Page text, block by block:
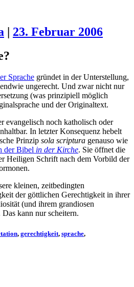
| 23. Februar 2006
Sprache gründet in der Unterstellung,
ungerecht. Und zwar nicht nur
(was prinzipiell möglich
und der Originaltext.
evangelisch noch katholisch oder
In letzter Konsequenz hebelt
Prinzip sola scriptura genauso wie
der Bibel in der Kirche. Sie öffnet die
Heiligen Schrift nach dem Vorbild der
kleinen, zeitbedingten
der göttlichen Gerechtigkeit in ihrer
(und ihrem grandiosen
kann nur scheitern.
, gerechtigkeit, sprache,